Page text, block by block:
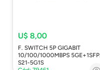
U$ 8,00
F. SWITCH 5P GIGABIT
10/100/1000MBPS 5GE+1SFP
S21-5G1S